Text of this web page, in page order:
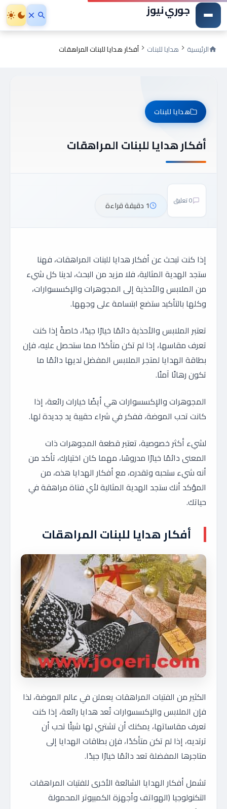
جوري نيوز
الرئيسية هدايا للبنات أفكار هدايا للبنات المراهقات
هدايا للبنات
أفكار هدايا للبنات المراهقات
0 تعليق 1 دقيقة قراءة
إذا كنت تبحث عن أفكار هدايا للبنات المراهقات، فهنا
ستجد الهدية المثالية، فلا مزيد من البحث، لدينا كل شيء
من الملابس والأحذية إلى المجوهرات والإكسسوارات،
وكلها بالتأكيد ستضع ابتسامة على وجهها.
تعتبر الملابس والأحذية دائمًا خيارًا جيدًا، خاصةً إذا كنت
تعرف مقاسها، إذا لم تكن متأكدًا مما ستحصل عليه، فإن
بطاقة الهدايا لمتجر الملابس المفضل لديها دائمًا ما
تكون رهانًا آمنًا.
المجوهرات والإكسسوارات هي أيضًا خيارات رائعة، إذا
كانت تحب الموضة، ففكر في شراء حقيبة يد جديدة لها.
لشيء أكثر خصوصية، تعتبر قطعة المجوهرات ذات
المعنى دائمًا خيارًا مدروسًا، مهما كان اختيارك، تأكد من
أنه شيء ستحبه وتقدره، مع أفكار الهدايا هذه، من
المؤكد أنك ستجد الهدية المثالية لأي فتاة مراهقة في
حياتك.
أفكار هدايا للبنات المراهقات
الكثير من الفتيات المراهقات يعملن في عالم الموضة، لذا
فإن الملابس والإكسسوارات تُعد هدايا رائعة، إذا كنت
تعرف مقاساتها، يمكنك أن تشتري لها شيئًا تحب أن
ترتديه، إذا لم تكن متأكدًا، فإن بطاقات الهدايا إلى
متاجرها المفضلة تعد دائمًا خيارًا جيدًا.
تشمل أفكار الهدايا الشائعة الأخرى للفتيات المراهقات
التكنولوجيا (الهواتف وأجهزة الكمبيوتر المحمولة